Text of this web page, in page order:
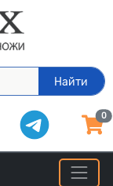
Найти
0